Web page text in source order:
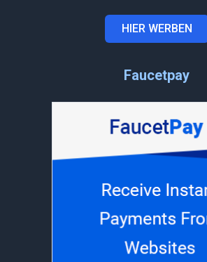
HIER WERBEN
Faucetpay